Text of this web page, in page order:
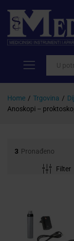
Home / Trgovina /
Anoskopi –
3 Pronađeno
Filter